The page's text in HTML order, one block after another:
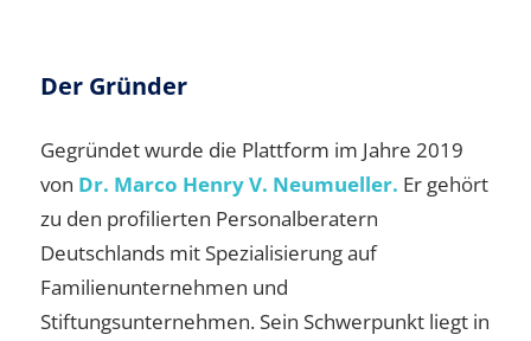
Der Gründer
Gegründet wurde die Plattform im Jahre 2019
von Dr. Marco Henry V. Neumueller. Er gehört
zu den profilierten Personalberatern
Deutschlands mit Spezialisierung auf
Familienunternehmen und
Stiftungsunternehmen. Sein Schwerpunkt liegt in